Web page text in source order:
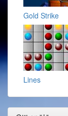
Gold Strike
Lines